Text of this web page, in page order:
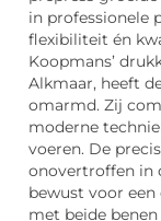
in professionele
flexibiliteit én
Koopmans’
Alkmaar, heeft
omarmd. Zij
moderne
voeren. De
onovertroffen in
bewust voor
met beide